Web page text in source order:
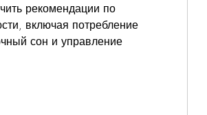
рекомендации по
включая потребление
сон и управление